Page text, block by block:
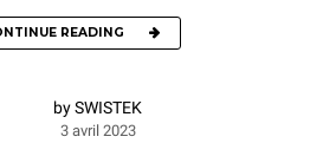
READING
by SWISTEK
3 avril 2023